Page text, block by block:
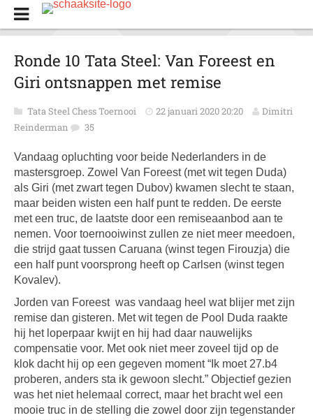
Ronde 10 Tata Steel: Van Foreest en
Giri ontsnappen met remise
Tata Steel Chess Toernooi 22 januari 2020 20:20
Dimitri
Reinderman
35
Vandaag opluchting voor beide Nederlanders in de
mastersgroep. Zowel Van Foreest (met wit tegen Duda)
als Giri (met zwart tegen Dubov) kwamen slecht te staan,
maar beiden wisten een half punt te redden. De eerste
met een truc, de laatste door een remiseaanbod aan te
nemen. Voor toernooiwinst zullen ze niet meer meedoen,
die strijd gaat tussen Caruana (winst tegen Firouzja) die
een half punt voorsprong heeft op Carlsen (winst tegen
Kovalev).
Jorden van Foreest was vandaag heel wat blijer met zijn
remise dan gisteren. Met wit tegen de Pool Duda raakte
hij het loperpaar kwijt en hij had daar nauwelijks
compensatie voor. Met ook niet meer zoveel tijd op de
klok dacht hij op een gegeven moment “Ik moet 27.b4
proberen, anders sta ik gewoon slecht.” Objectief gezien
was het niet helemaal correct, maar het bracht wel een
mooie truc in de stelling die zowel door zijn tegenstander